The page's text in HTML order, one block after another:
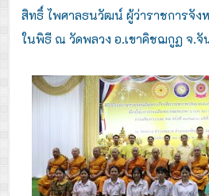
สิทธิ์ ไพศาลธนวัฒน์ ผู้ว่าราชการจัง
ในพิธี ณ วัดพลวง อ.เขาคิชฌกูฏ จ.จั